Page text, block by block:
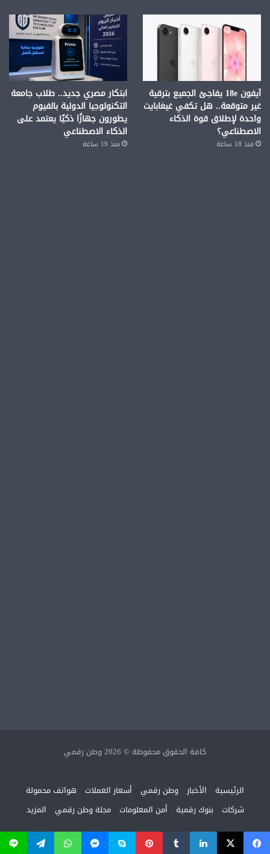
آيفون 18e يفاجئ الجميع بترقية
غير متوقعة.. هل تكفي غيغابايت
واحدة لإطلاق قوة الذكاء
الاصطناعي؟
منذ 18 ساعة
ابتكار مصري جديد.. طلاب جامعة
التكنولوجيا الدولية بالفيوم
يطورون جهازًا ذكيًا يعتمد على
الذكاء الاصطناعي
منذ 19 ساعة
كافة الحقوق محفوظة © 2026 وطن رقمي
الرئيسية الأخبار وطن رقمي أسعار العملات هواتف محمولة
شركات بنوك رقمية أمن المعلومات مجلة وطن رقمي المزيد